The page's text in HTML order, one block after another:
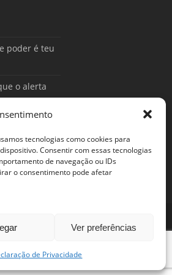
tecnologias como cookies para
Consentir com essas tecnologias
de navegação ou IDs
o consentimento pode afetar
Ver preferências
de Privacidade
poder é teu
o alerta